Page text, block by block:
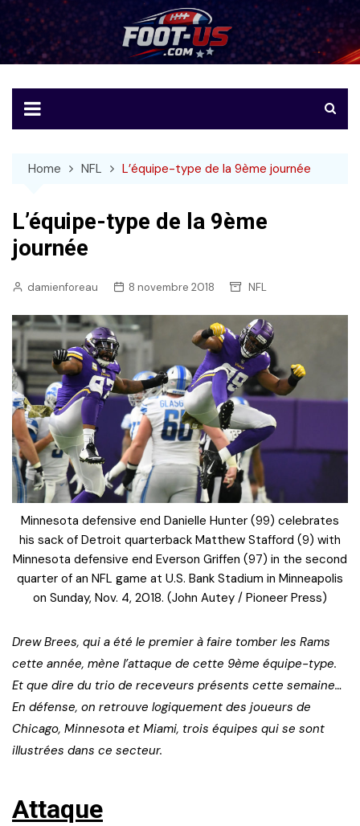
to
content
Foot-US
Le football américain en français
Home NFL L’équipe-type de la 9ème journée
L’équipe-type de la 9ème
journée
damienforeau 8 novembre 2018 NFL
Minnesota defensive end Danielle Hunter (99) celebrates
his sack of Detroit quarterback Matthew Stafford (9) with
Minnesota defensive end Everson Griffen (97) in the second
quarter of an NFL game at U.S. Bank Stadium in Minneapolis
on Sunday, Nov. 4, 2018. (John Autey / Pioneer Press)
Drew Brees, qui a été le premier à faire tomber les Rams
cette année, mène l’attaque de cette 9ème équipe-type.
Et que dire du trio de receveurs présents cette semaine…
En défense, on retrouve logiquement des joueurs de
Chicago, Minnesota et Miami, trois équipes qui se sont
illustrées dans ce secteur.
Attaque